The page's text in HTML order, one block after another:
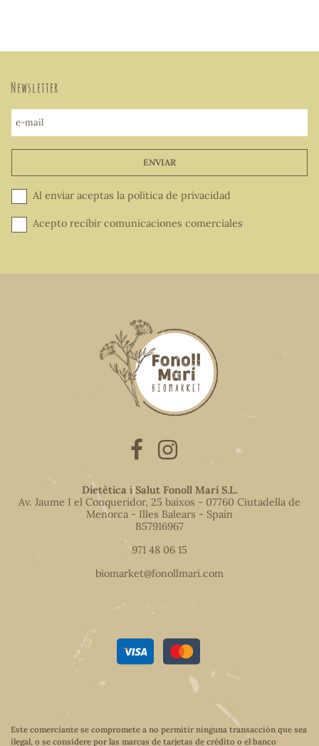
Newsletter
e-mail
ENVIAR
Al enviar aceptas la política de privacidad
Acepto recibir comunicaciones comerciales
Dietètica i Salut Fonoll Marí S.L.
Av. Jaume I el Conqueridor, 25 baixos - 07760 Ciutadella de
Menorca - Illes Balears - Spain
B57916967
971 48 06 15
biomarket@fonollmari.com
Este comerciante se compromete a no permitir ninguna transacción que sea
ilegal, o se considere por las marcas de tarjetas de crédito o el banco